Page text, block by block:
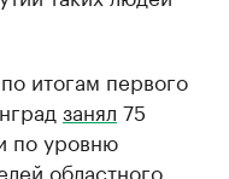
итогам первого
занял 75
по уровню
областного